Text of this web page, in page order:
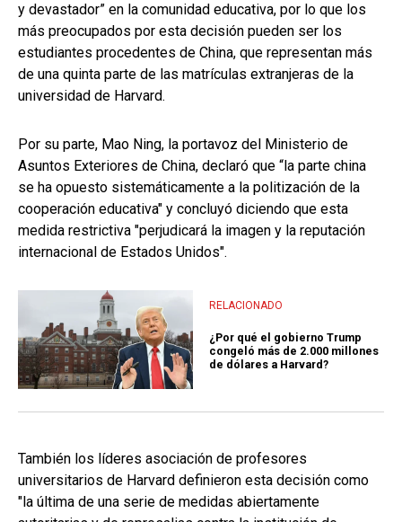
y devastador” en la comunidad educativa, por lo que los
más preocupados por esta decisión pueden ser los
estudiantes procedentes de China, que representan más
de una quinta parte de las matrículas extranjeras de la
universidad de Harvard.
Por su parte, Mao Ning, la portavoz del Ministerio de
Asuntos Exteriores de China, declaró que “la parte china
se ha opuesto sistemáticamente a la politización de la
cooperación educativa" y concluyó diciendo que esta
medida restrictiva "perjudicará la imagen y la reputación
internacional de Estados Unidos".
RELACIONADO
¿Por qué el gobierno Trump
congeló más de 2.000 millones
de dólares a Harvard?
También los líderes asociación de profesores
universitarios de Harvard definieron esta decisión como
"la última de una serie de medidas abiertamente